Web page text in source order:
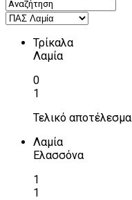
Τρίκαλα
Λαμία
0
1
Τελικό αποτέλεσμα
Λαμία
Ελασσόνα
1
1